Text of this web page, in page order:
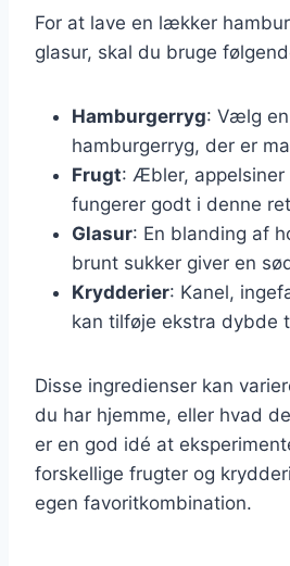
For at lave en lækker
glasur, skal du bruge
Hamburgerryg: Vælg
hamburgerryg, der er
Frugt: Æbler, appelsiner
fungerer godt i denne
Glasur: En blanding af
brunt sukker giver en
Krydderier: Kanel,
kan tilføje ekstra dybde
Disse ingredienser kan
du har hjemme, eller hvad
er en god idé at
forskellige frugter og
egen favoritkombination.